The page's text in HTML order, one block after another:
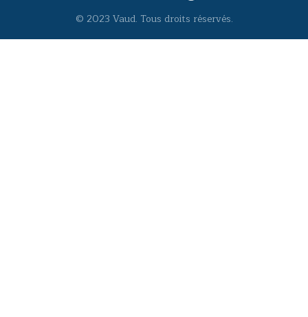
© 2023 Vaud. Tous droits réservés.